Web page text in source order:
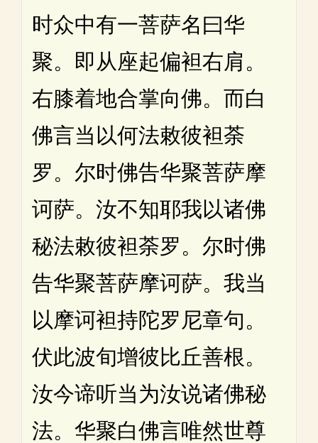
时众中有一菩萨名曰华
聚。即从座起偏袒右肩。
右膝着地合掌向佛。而白
佛言当以何法敕彼袒荼
罗。尔时佛告华聚菩萨摩
诃萨。汝不知耶我以诸佛
秘法敕彼袒荼罗。尔时佛
告华聚菩萨摩诃萨。我当
以摩诃袒持陀罗尼章句。
伏此波旬增彼比丘善根。
汝今谛听当为汝说诸佛秘
法。华聚白佛言唯然世尊